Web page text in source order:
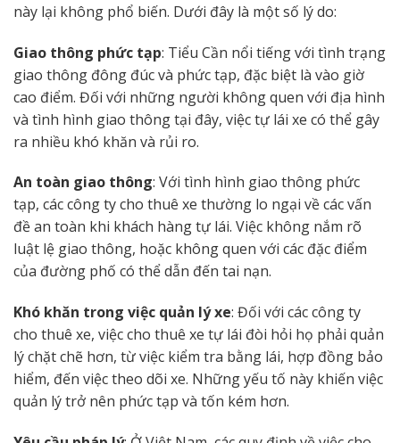
này lại không phổ biến. Dưới đây là một số lý do:
Giao thông phức tạp: Tiểu Cần nổi tiếng với tình trạng
giao thông đông đúc và phức tạp, đặc biệt là vào giờ
cao điểm. Đối với những người không quen với địa hình
và tình hình giao thông tại đây, việc tự lái xe có thể gây
ra nhiều khó khăn và rủi ro.
An toàn giao thông: Với tình hình giao thông phức
tạp, các công ty cho thuê xe thường lo ngại về các vấn
đề an toàn khi khách hàng tự lái. Việc không nắm rõ
luật lệ giao thông, hoặc không quen với các đặc điểm
của đường phố có thể dẫn đến tai nạn.
Khó khăn trong việc quản lý xe: Đối với các công ty
cho thuê xe, việc cho thuê xe tự lái đòi hỏi họ phải quản
lý chặt chẽ hơn, từ việc kiểm tra bằng lái, hợp đồng bảo
hiểm, đến việc theo dõi xe. Những yếu tố này khiến việc
quản lý trở nên phức tạp và tốn kém hơn.